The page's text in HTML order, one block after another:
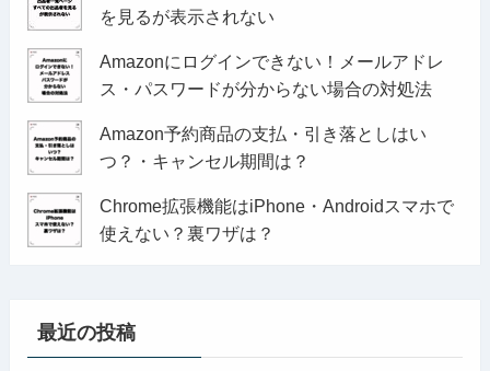
を見るが表示されない
Amazonにログインできない！メールアドレ
ス・パスワードが分からない場合の対処法
Amazon予約商品の支払・引き落としはい
つ？・キャンセル期間は？
Chrome拡張機能はiPhone・Androidスマホで
使えない？裏ワザは？
最近の投稿